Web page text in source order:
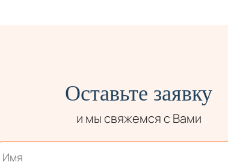
Оставьте заявку
и мы свяжемся с Вами
Имя